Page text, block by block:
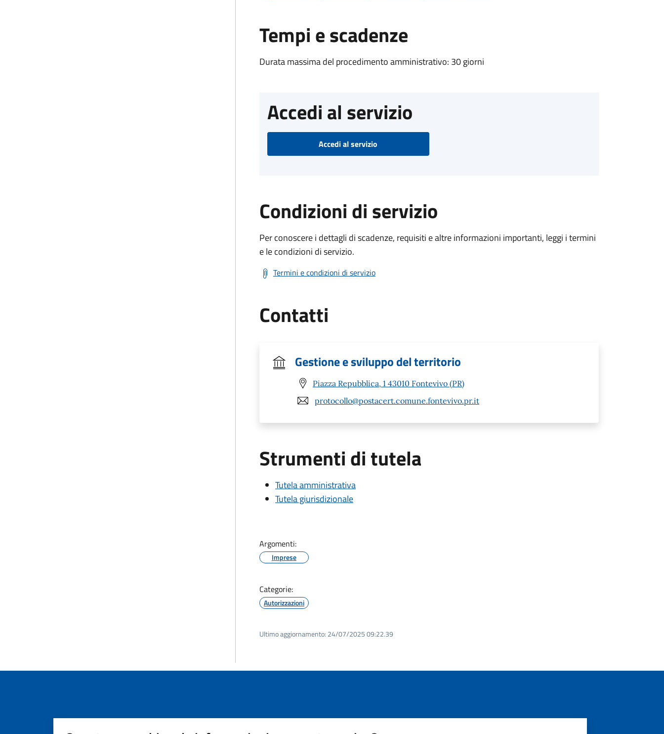
Tempi e scadenze
Durata massima del procedimento amministrativo: 30 giorni
Accedi al servizio
Accedi al servizio
Condizioni di servizio
Per conoscere i dettagli di scadenze, requisiti e altre informazioni importanti, leggi i termini
e le condizioni di servizio.
Termini e condizioni di servizio
Contatti
Gestione e sviluppo del territorio
Piazza Repubblica, 1 43010 Fontevivo (PR)
protocollo@postacert.comune.fontevivo.pr.it
Strumenti di tutela
Tutela amministrativa
Tutela giurisdizionale
Argomenti:
Imprese
Categorie:
Autorizzazioni
Ultimo aggiornamento: 24/07/2025 09:22.39